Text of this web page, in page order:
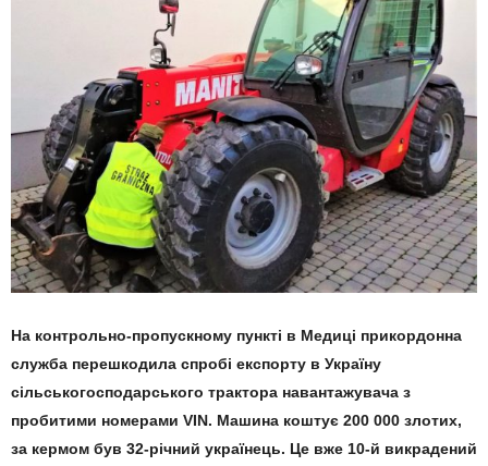
На контрольно-пропускному пункті в Медиці прикордонна
служба перешкодила спробі експорту в Україну
сільськогосподарського трактора навантажувача з
пробитими номерами VIN. Машина коштує 200 000 злотих,
за кермом був 32-річний українець. Це вже 10-й викрадений